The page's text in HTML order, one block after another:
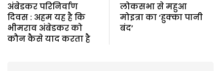
अंबेडकर परिनिर्वाण
दिवस : अहम यह है कि
भीमराव अंबेडकर को
कौन कैसे याद करता है
लोकसभा से महुआ
मोइत्रा का ‘हुक्का पानी
बंद’